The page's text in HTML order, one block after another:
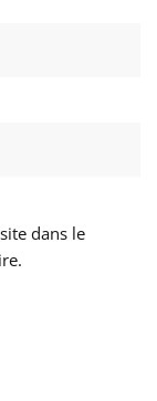
dans le